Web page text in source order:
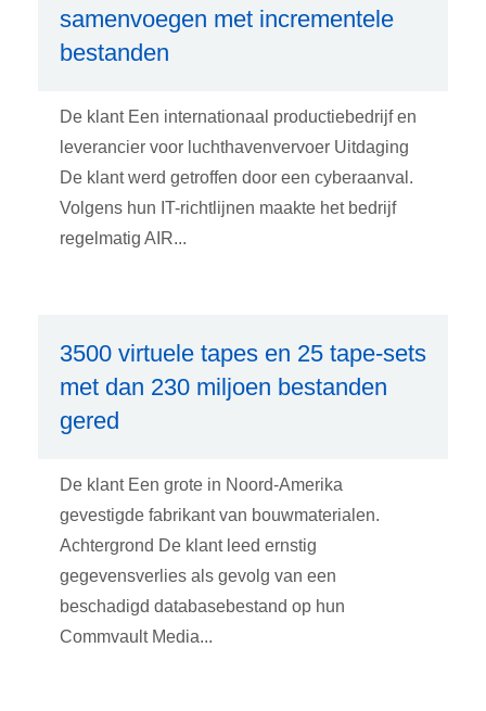
samenvoegen met incrementele
bestanden
De klant Een internationaal productiebedrijf en
leverancier voor luchthavenvervoer Uitdaging
De klant werd getroffen door een cyberaanval.
Volgens hun IT-richtlijnen maakte het bedrijf
regelmatig AIR...
3500 virtuele tapes en 25 tape-sets
met dan 230 miljoen bestanden
gered
De klant Een grote in Noord-Amerika
gevestigde fabrikant van bouwmaterialen.
Achtergrond De klant leed ernstig
gegevensverlies als gevolg van een
beschadigd databasebestand op hun
Commvault Media...